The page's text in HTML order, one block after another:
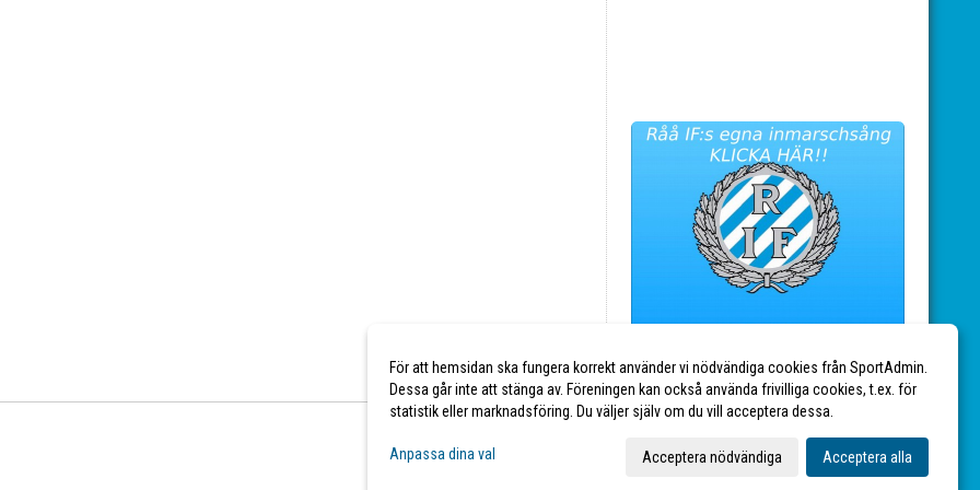
För att hemsidan ska fungera korrekt använder vi nödvändiga cookies från SportAdmin.
Dessa går inte att stänga av. Föreningen kan också använda frivilliga cookies, t.ex. för
statistik eller marknadsföring. Du väljer själv om du vill acceptera dessa.
Anpassa dina val Acceptera nödvändiga Acceptera alla